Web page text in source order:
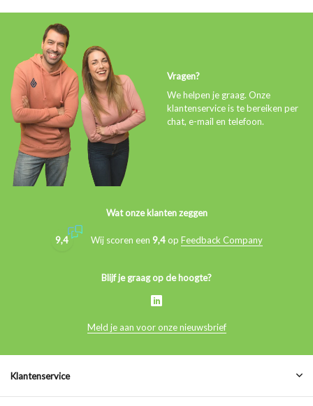
Vragen?
We helpen je graag. Onze
klantenservice is te bereiken per
chat, e-mail en telefoon.
Wat onze klanten zeggen
9,4 Wij scoren een 9,4op Feedback Company
Blijf je graag op de hoogte?
Meld je aan voor onze nieuwsbrief
Klantenservice